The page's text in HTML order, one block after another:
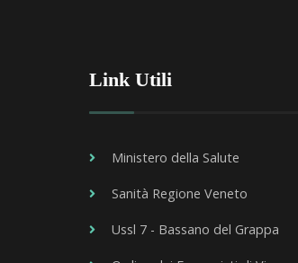
Link Utili
Ministero della Salute
Sanità Regione Veneto
Ussl 7 - Bassano del Grappa